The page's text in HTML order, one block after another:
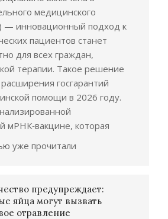
медицинского
— инновационный подход к
пациентов станет
для всех граждан,
терапии. Такое решение
госгарантий
помощи в 2026 году.
мРНК‑вакцине, которая
уже прочитали
предупреждает:
яйца могут вызвать
отравление